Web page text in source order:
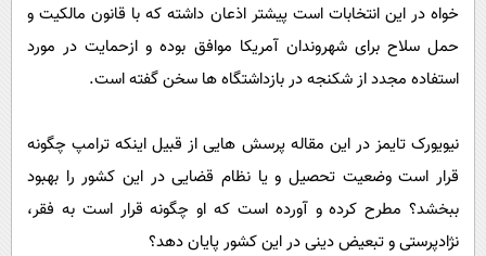
خواه در این انتخابات است پیشتر اذعان داشته که با قانون مالکیت و
حمل سلاح برای شهروندان آمریکا موافق بوده و ازحمایت در مورد
استفاده مجدد از شکنجه در بازداشتگاه ها سخن گفته است.
نیویورک تایمز در این مقاله پرسش هایی از قبیل اینکه ترامپ چگونه
قرار است وضعیت تحصیل و یا نظام قضایی در این کشور را بهبود
ببخشد؟ مطرح کرده و آورده است که او چگونه قرار است به فقر،
نژادپرستی و تبعیض دینی در این کشور پایان دهد؟